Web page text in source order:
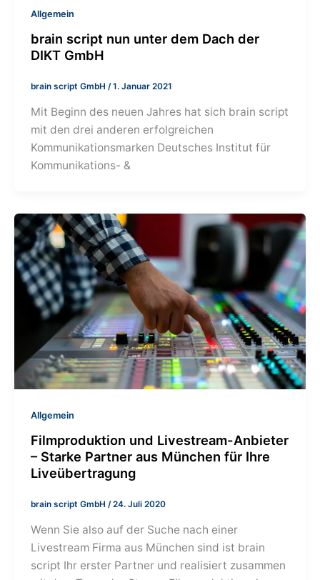
Allgemein
brain script nun unter dem Dach der
DIKT GmbH
brain script GmbH/1. Januar 2021
Mit Beginn des neuen Jahres hat sich brain script
mit den drei anderen erfolgreichen
Kommunikationsmarken Deutsches Institut für
Kommunikations- &
Allgemein
Filmproduktion und Livestream-Anbieter
– Starke Partner aus München für Ihre
Liveübertragung
brain script GmbH/24. Juli 2020
Wenn Sie also auf der Suche nach einer
Livestream Firma aus München sind ist brain
script Ihr erster Partner und realisiert zusammen